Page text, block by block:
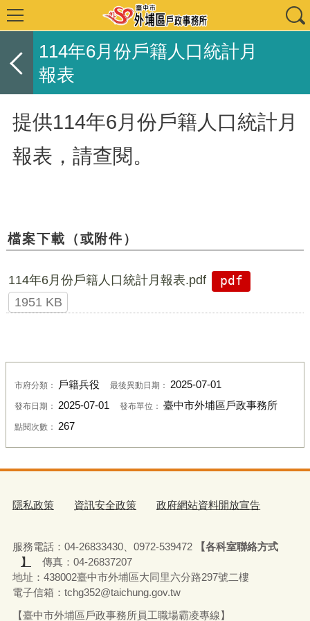
114年6月份戶籍人口統計月
報表
提供114年6月份戶籍人口統計月
報表，請查閱。
檔案下載（或附件）
114年6月份戶籍人口統計月報表.pdf
pdf
1951 KB
市府分類： 戶籍兵役 最後異動日期： 2025-07-01
發布日期： 2025-07-01 發布單位： 臺中市外埔區戶政事務所
點閱次數： 267
隱私政策 資訊安全政策 政府網站資料開放宣告
服務電話：04-26833430、0972-539472
【各科室聯絡方式
】
傳真：04-26837207
地址：438002臺中市外埔區大同里六分路297號二樓
電子信箱：tchg352@taichung.gov.tw
【臺中市外埔區戶政事務所員工職場霸凌專線】